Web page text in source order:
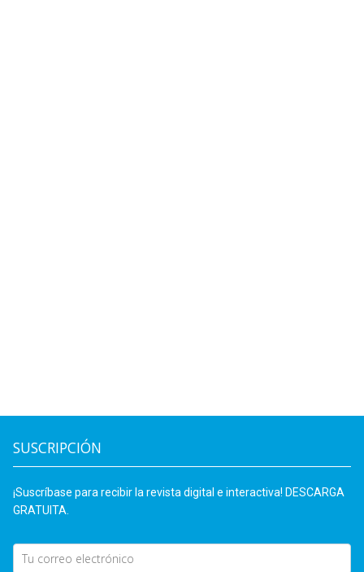
SUSCRIPCIÓN
¡Suscríbase para recibir la revista digital e interactiva! DESCARGA
GRATUITA.